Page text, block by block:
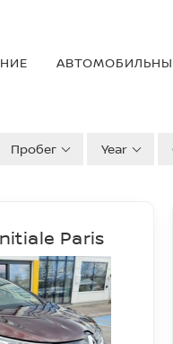
Пробег Year
Paris